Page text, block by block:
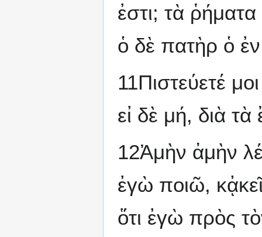
ἐστι; τὰ
ὁ δὲ πατὴρ ὁ
11Πιστεύετέ
εἰ δὲ μή, διὰ τὰ
12Ἀμὴν ἀμὴν
ἐγὼ ποιῶ,
ὅτι ἐγὼ πρὸς